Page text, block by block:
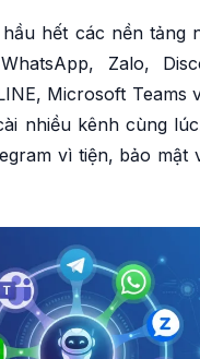
hết các nền tảng
Zalo,
Microsoft Teams
nhiều kênh cùng
vì tiện, bảo mật